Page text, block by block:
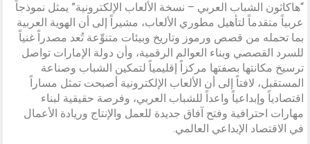
“هاكاثون الشباب العربي – نسخة الألعاب الإلكترونية” يمثل نموذجاً
عربياً متقدماً لتأهيل مطوري الألعاب، مشيراً إلى أن الهوية العربية
بما تحمله من قصص ورموز وتاريخ وبيئات متنوِّعة تُعد مصدراً غنياً
للسرد القصصي وبناء العوالم الرقمية، وأن دولة الإمارات تواصل
ترسيخ مكانتها بصفتها مركزاً إقليمياً لتمكين الشباب وصناعة
المستقبل، لافتاً إلى أن الألعاب الإلكترونية أصبحت تمثل مساراً
اقتصادياً وإبداعياً واعداً للشباب العربي، وفرصة حقيقية لبناء
مهارات احترافية وفتح آفاق جديدة للعمل والإنتاج وريادة الأعمال
في الاقتصاد الإبداعي العالمي.